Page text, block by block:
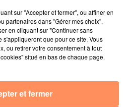
pour 2023 !
"Fête du vin"
sur "Accepter et fermer", ou affiner en
partenaires dans "Gérer mes choix".
en cliquant sur "Continuer sans
s'appliqueront que pour ce site. Vous
ou retirer votre consentement à tout
situé en bas de chaque page.
et fermer